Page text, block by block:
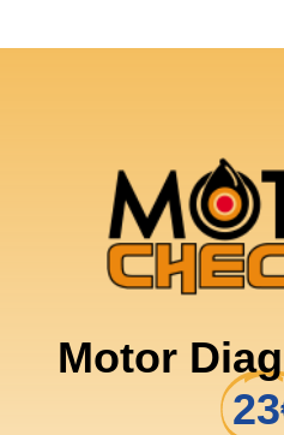
Motor